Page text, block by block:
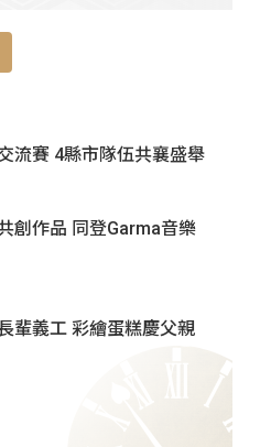
流賽 4縣市隊伍共襄盛舉
創作品 同登Garma音樂
輩義工 彩繪蛋糕慶父親